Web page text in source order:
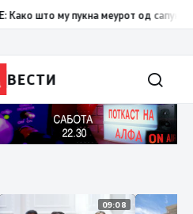
му пукна меурот од сапуница
ВЕСТИ
09:08